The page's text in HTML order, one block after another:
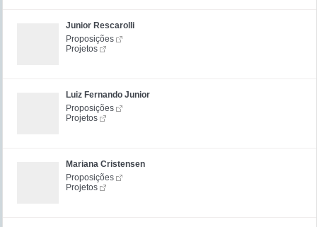
Junior Rescarolli
Proposições
Projetos
Luiz Fernando Junior
Proposições
Projetos
Mariana Cristensen
Proposições
Projetos